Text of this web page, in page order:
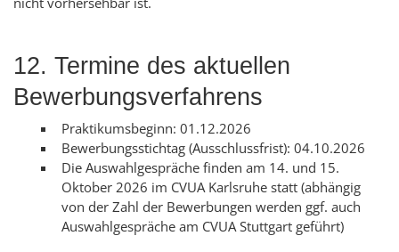
12. Termine des aktuellen
Bewerbungsverfahrens
Praktikumsbeginn: 01.12.2026
Bewerbungsstichtag (Ausschlussfrist): 04.10.2026
Die Auswahlgespräche finden am 14. und 15.
Oktober 2026 im CVUA Karlsruhe statt (abhängig
von der Zahl der Bewerbungen werden ggf. auch
Auswahlgespräche am CVUA Stuttgart geführt)